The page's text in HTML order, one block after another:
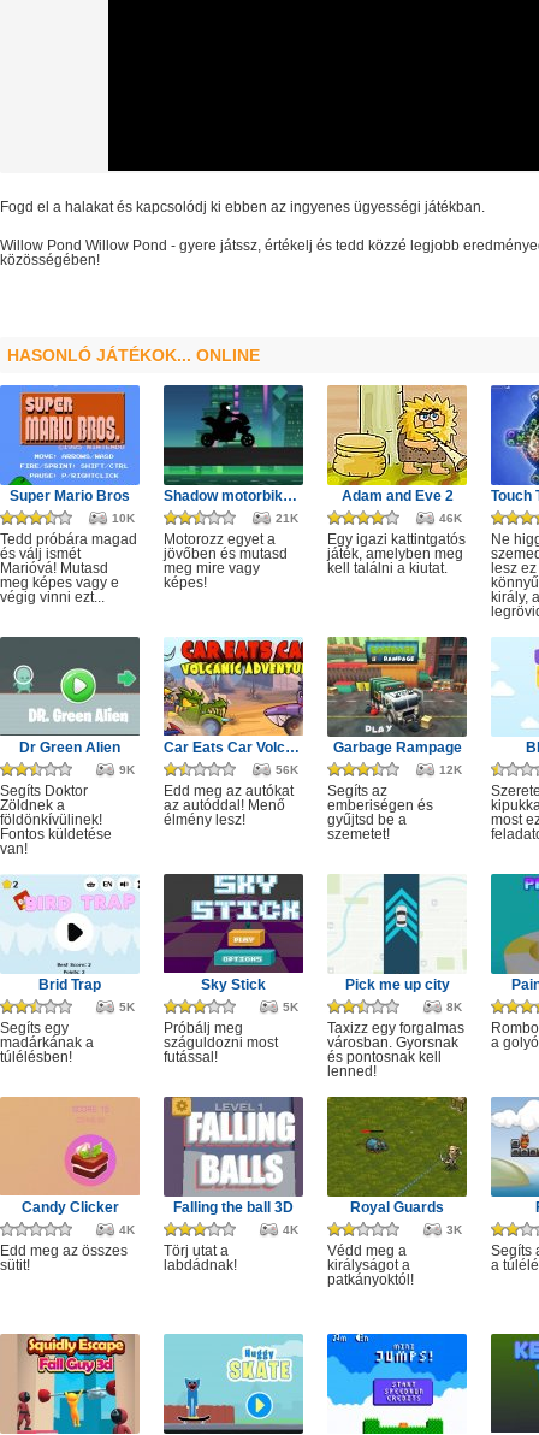
Fogd el a halakat és kapcsolódj ki ebben az ingyenes ügyességi játékban.
Willow Pond - gyere játssz, értékelj és tedd közzé legjobb
Willow Pond
közösségében!
HASONLÓ JÁTÉKOK... ONLINE
Super Mario Bros
10K
Tedd próbára magad
és válj ismét
Marióvá! Mutasd
meg képes vagy e
végig vinni ezt...
Shadow motorbike rider game
21K
Motorozz egyet a
jövőben és mutasd
meg mire vagy
képes!
Adam and Eve 2
46K
Egy igazi kattintgatós
játék, amelyben meg
kell találni a kiutat.
Ne
lesz
király,
Dr Green Alien
9K
Segíts Doktor
Zöldnek a
földönkívülinek!
Fontos küldetése
van!
Car Eats Car Volcanic Adventure
56K
Edd meg az autókat
az autóddal! Menő
élmény lesz!
Garbage Rampage
12K
Segíts az
emberiségen és
gyűjtsd be a
szemetet!
most
Brid Trap
5K
Segíts egy
madárkának a
túlélésben!
Sky Stick
5K
Próbálj meg
száguldozni most
futással!
Pick me up city
8K
Taxizz egy forgalmas
városban. Gyorsnak
és pontosnak kell
lenned!
a
Candy Clicker
4K
Edd meg az összes
sütit!
Falling the ball 3D
4K
Törj utat a
labdádnak!
Royal Guards
3K
Védd meg a
királyságot a
patkányoktól!
Segíts
a